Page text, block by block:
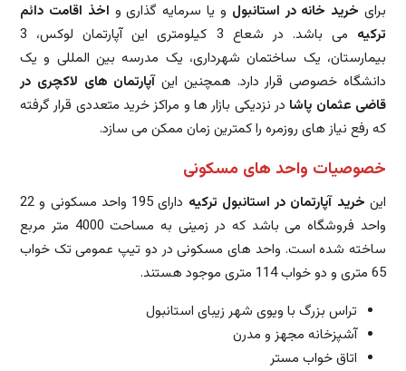
برای خرید خانه در استانبول و یا سرمایه گذاری و اخذ اقامت دائم
ترکیه
می باشد. در شعاع 3 کیلومتری این آپارتمان لوکس، 3
بیمارستان، یک ساختمان شهرداری، یک مدرسه بین المللی و یک
دانشگاه خصوصی قرار دارد. همچنین اینآپارتمان های لاکچری در
قاضی عثمان پاشا در نزدیکی بازار ها و مراکز خرید متعددی قرار گرفته
که رفع نیاز های روزمره را کمترین زمان ممکن می سازد.
خصوصیات واحد های مسکونی
این خرید آپارتمان در استانبول ترکیه
دارای 195 واحد مسکونی و 22
واحد فروشگاه می باشد که در زمینی به مساحت 4000 متر مربع
ساخته شده است. واحد های مسکونی در دو تیپ عمومی تک خواب
65 متری و دو خواب 114 متری موجود هستند.
تراس بزرگ با ویوی شهر زیبای استانبول
آشپزخانه مجهز و مدرن
اتاق خواب مستر